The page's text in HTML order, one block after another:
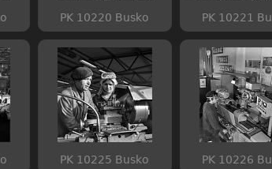
PK 10220 Busko PK 10221
PK 10225 Busko PK 10226